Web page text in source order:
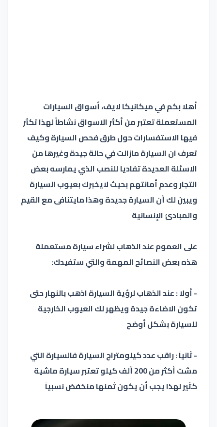
أهلا بكم في ميكانيكا لايف، أسواق السيارات
المستعملة تعتبر من أكثر الاسواق نشاطاً لهذا تكثر
فيها الاستفسارات حول طرق فحص السيارة وكيف
تعرف ان السيارة مازالت في حالة جيدة وغيرها من
الاسئلة العديدة تفاديا للنصب الذي يمارسه بعض
التجار وعدم أمانتهم بحيث لايخبرك بعيوب السيارة
ويبين لك أن السيارة جديدة وهذا مايتنافى مع القيم
والمبادئ الإنسانية
على العموم عند الذهاب لشراء سيارة مستعملة
هذه بعض النصائح المهمة والتي ستفيدك:
- أولا : عند الذهاب لرؤية السيارة اذهب بالنهار حتى
تكون الاضاءة جيدة ويظهر لك العيوب الخارجية
للسيارة بشكل أوضح
- ثانياً : راقب عدد كيلومتراج السيارة فالسيارة التي
مشت أكثر من 200 ألف كيلو تعتبر سيارة ماشية
كثير لهذا يجب أن يكون ثمنها منخفض نسبياً